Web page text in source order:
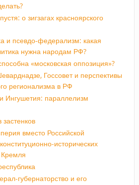
о зигзагах красноярского
и псевдо-федерализм: какая
нужна народам РФ?
«московская оппозиция»?
Госсовет и перспективы
регионализма в РФ
Ингушетия: параллелизм
вместо Российской
исторических
губернаторство и его